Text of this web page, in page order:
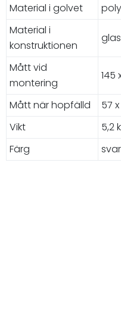
Material i golvet
Material i
konstruktionen
Mått vid
montering
145
Mått när hopfälld
57
Vikt
5,2
Färg